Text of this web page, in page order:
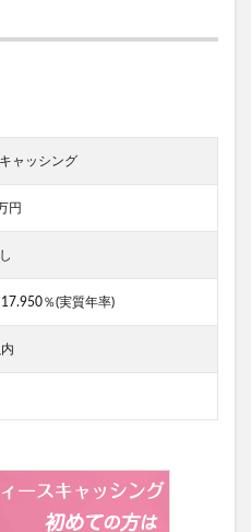
ャッシング
円
％(実質年率)